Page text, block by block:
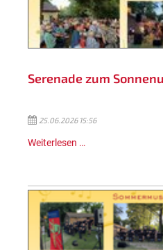
Serenade zum
25.06.2026 15:56
Weiterlesen …